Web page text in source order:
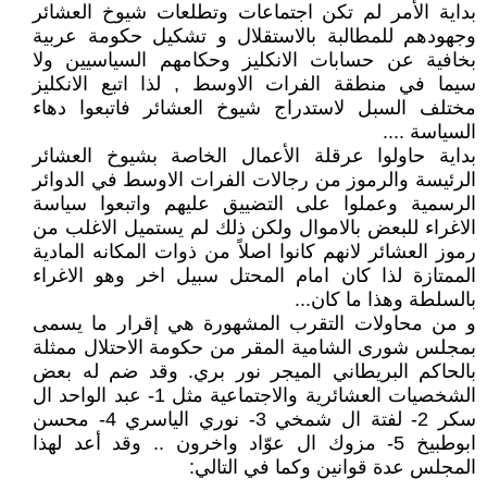
بداية الأمر لم تكن اجتماعات وتطلعات شيوخ العشائر
وجهودهم للمطالبة بالاستقلال و تشكيل حكومة عربية
بخافية عن حسابات الانكليز وحكامهم السياسيين ولا
سيما في منطقة الفرات الاوسط , لذا اتبع الانكليز
مختلف السبل لاستدراج شيوخ العشائر فاتبعوا دهاء
السياسة ....
بداية حاولوا عرقلة الأعمال الخاصة بشيوخ العشائر
الرئيسة والرموز من رجالات الفرات الاوسط في الدوائر
الرسمية وعملوا على التضييق عليهم واتبعوا سياسة
الاغراء للبعض بالاموال ولكن ذلك لم يستميل الاغلب من
رموز العشائر لانهم كانوا اصلاً من ذوات المكانه المادية
الممتازة لذا كان امام المحتل سبيل اخر وهو الاغراء
بالسلطة وهذا ما كان...
و من محاولات التقرب المشهورة هي إقرار ما يسمى
بمجلس شورى الشامية المقر من حكومة الاحتلال ممثلة
بالحاكم البريطاني الميجر نور بري. وقد ضم له بعض
الشخصيات العشائرية والاجتماعية مثل 1- عبد الواحد ال
سكر 2- لفتة ال شمخي 3- نوري الياسري 4- محسن
ابوطبيخ 5- مزوك ال عوّاد واخرون .. وقد أعد لهذا
المجلس عدة قوانين وكما في التالي: